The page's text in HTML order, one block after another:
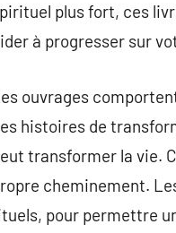
plus fort, ces
à progresser sur
ouvrages
histoires de
transformer la vie.
cheminement.
pour permettre